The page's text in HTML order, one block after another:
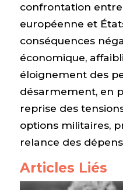
confrontation entre
européenne et
conséquences
économique,
éloignement des
désarmement, en
reprise des
options militaires,
relance des
Articles Liés